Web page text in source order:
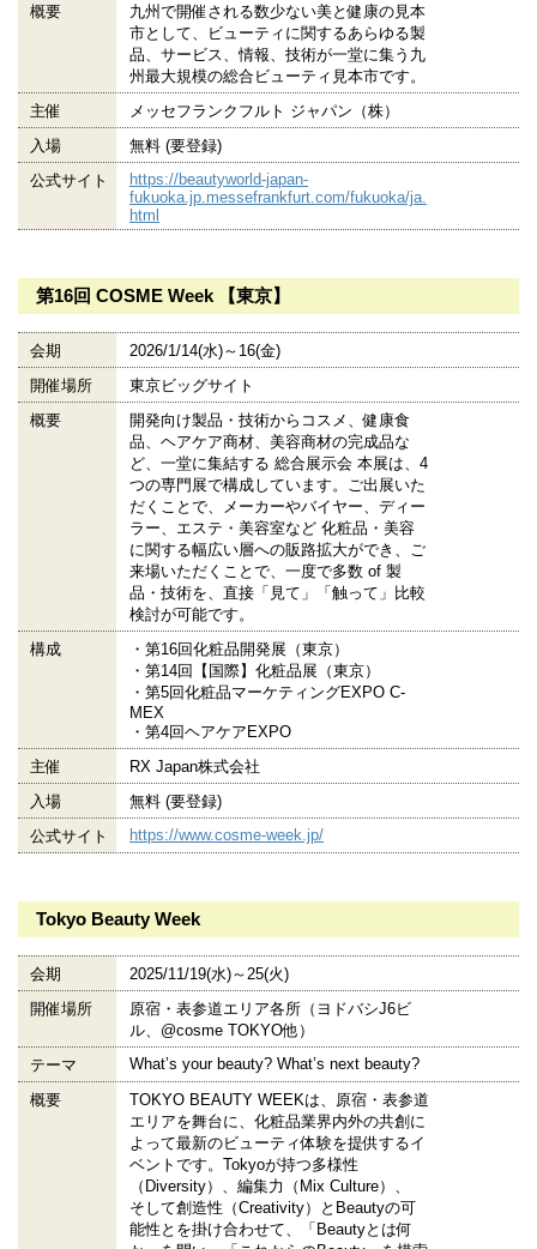
概要
九州で開催される数少ない美と健康の見本
市として、ビューティに関するあらゆる製
品、サービス、情報、技術が一堂に集う九
州最大規模の総合ビューティ見本市です。
主催
メッセフランクフルト ジャパン（株）
入場
無料 (要登録)
公式サイト
https://beautyworld-japan-
fukuoka.jp.messefrankfurt.com/fukuoka/ja.
html
第16回 COSME Week 【東京】
会期
2026/1/14(水)～16(金)
開催場所
東京ビッグサイト
概要
開発向け製品・技術からコスメ、健康食
品、ヘアケア商材、美容商材の完成品な
ど、一堂に集結する 総合展示会 本展は、4
つの専門展で構成しています。ご出展いた
だくことで、メーカーやバイヤー、ディー
ラー、エステ・美容室など 化粧品・美容
に関する幅広い層への販路拡大ができ、ご
来場いただくことで、一度で多数 of 製
品・技術を、直接「見て」「触って」比較
検討が可能です。
構成
・第16回化粧品開発展（東京）
・第14回【国際】化粧品展（東京）
・第5回化粧品マーケティングEXPO C-
MEX
・第4回ヘアケアEXPO
主催
RX Japan株式会社
入場
無料 (要登録)
公式サイト
https://www.cosme-week.jp/
Tokyo Beauty Week
会期
2025/11/19(水)～25(火)
開催場所
原宿・表参道エリア各所（ヨドバシJ6ビ
ル、@cosme TOKYO他）
テーマ
What’s your beauty? What’s next beauty?
概要
TOKYO BEAUTY WEEKは、原宿・表参道
エリアを舞台に、化粧品業界内外の共創に
よって最新のビューティ体験を提供するイ
ベントです。Tokyoが持つ多様性
（Diversity）、編集力（Mix Culture）、
そして創造性（Creativity）とBeautyの可
能性とを掛け合わせて、「Beautyとは何